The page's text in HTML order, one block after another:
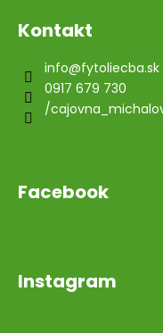
Kontakt
info@fytoliecba.sk
0917 679 730
/
Facebook
Instagram